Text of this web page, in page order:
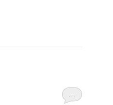
…